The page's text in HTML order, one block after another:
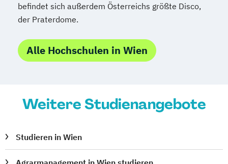
Trainingswissenschaft
Spezialist*in Wirtschaftsinformatik
Spezialist*in für digitale Geschäftsmodelle
Spezialist*in für systemisches
Advanced (CAE)" - C1
(FCE)" - B2
Sprachdiplom "Cambridge English:
befindet sich außerdem Österreichs größte Disco,
der Praterdome.
Alle Hochschulen in Wien
Weitere Studienangebote
Studieren in Wien